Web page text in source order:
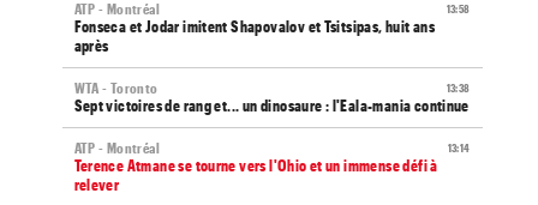
13:58
ATP - Montréal
Fonseca et Jodar imitent Shapovalov et Tsitsipas, huit ans
après
13:38
WTA - Toronto
Sept victoires de rang et... un dinosaure : l'Eala-mania continue
13:14
ATP - Montréal
Terence Atmane se tourne vers l'Ohio et un immense défi à
relever